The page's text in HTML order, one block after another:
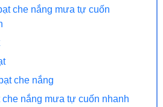
che nắng mưa tự cuốn
che nắng
nắng mưa tự cuốn nhanh